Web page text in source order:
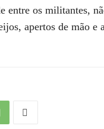
entre os militantes,
apertos de mão e